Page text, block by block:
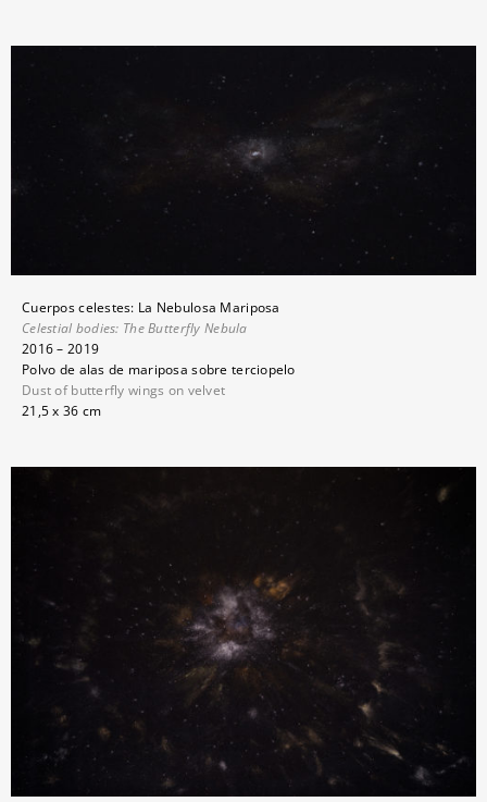
Cuerpos celestes: La Nebulosa Mariposa
Celestial bodies: The Butterfly Nebula
2016 – 2019
Polvo de alas de mariposa sobre terciopelo
Dust of butterfly wings on velvet
21,5 x 36 cm